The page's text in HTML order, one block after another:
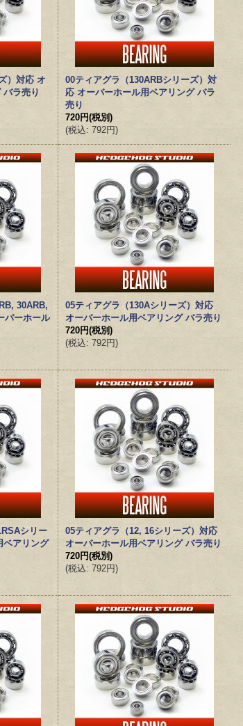
）対応 オ
バラ売り
00ティアグラ（130ARBシリーズ）対
応 オーバーホール用ベアリング バラ
売り
720円(税別)
(税込: 792円)
30ARB,
バーホール
05ティアグラ（130Aシリーズ）対応
オーバーホール用ベアリング バラ売り
720円(税別)
(税込: 792円)
シリー
ベアリング
05ティアグラ（12, 16シリーズ）対応
オーバーホール用ベアリング バラ売り
720円(税別)
(税込: 792円)